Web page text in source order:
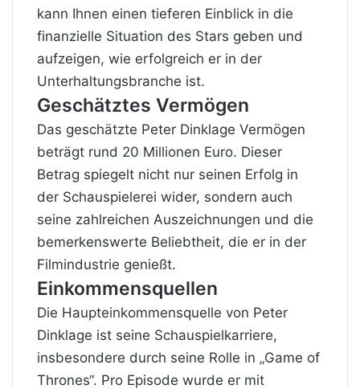
kann Ihnen einen tieferen Einblick in die
finanzielle Situation des Stars geben und
aufzeigen, wie erfolgreich er in der
Unterhaltungsbranche ist.
Geschätztes Vermögen
Das geschätzte Peter Dinklage Vermögen
beträgt rund 20 Millionen Euro. Dieser
Betrag spiegelt nicht nur seinen Erfolg in
der Schauspielerei wider, sondern auch
seine zahlreichen Auszeichnungen und die
bemerkenswerte Beliebtheit, die er in der
Filmindustrie genießt.
Einkommensquellen
Die Haupteinkommensquelle von Peter
Dinklage ist seine Schauspielkarriere,
insbesondere durch seine Rolle in „Game of
Thrones“. Pro Episode wurde er mit